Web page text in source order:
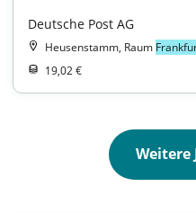
Deutsche Post AG
Heusenstamm, Raum
19,02 €
Weitere